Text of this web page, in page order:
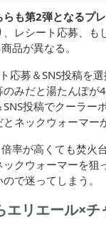
らも第2弾となるプ
、レシート応募、も
品が異なる。
応募＆SNS投稿を
みだと湯たんぽが
投稿でクーラー
ネックウォーマー
率が高くても焚火
クウォーマーを狙
で迷ってしまう。
エリエール×チ